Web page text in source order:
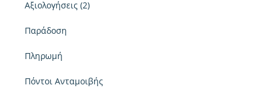
Αξιολογήσεις (2)
Παράδοση
Πληρωμή
Πόντοι Ανταμοιβής